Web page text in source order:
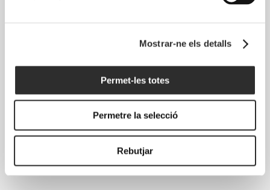
Mostrar-ne els detalls
Permet-les totes
Permetre la selecció
Rebutjar